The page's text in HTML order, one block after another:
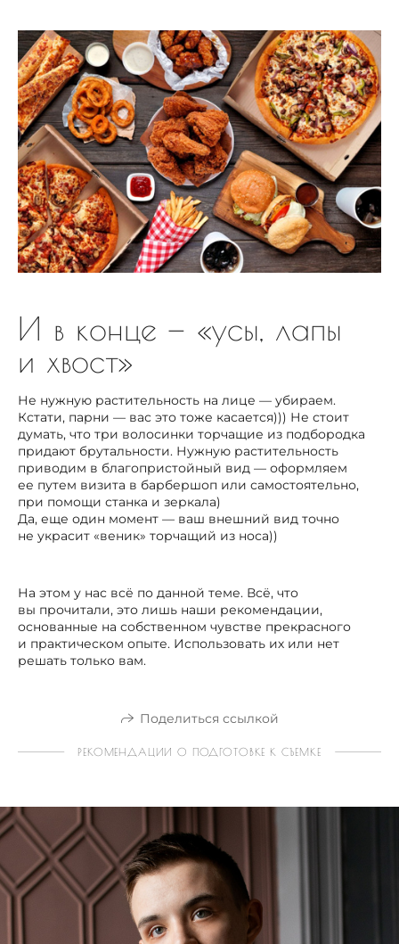
И в конце — «усы, лапы
и хвост»
Не нужную растительность на лице — убираем.
Кстати, парни — вас это тоже касается))) Не стоит
думать, что три волосинки торчащие из подбородка
придают брутальности. Нужную растительность
приводим в благопристойный вид — оформляем
ее путем визита в барбершоп или самостоятельно,
при помощи станка и зеркала)
Да, еще один момент — ваш внешний вид точно
не украсит «веник» торчащий из носа))
На этом у нас всё по данной теме. Всё, что
вы прочитали, это лишь наши рекомендации,
основанные на собственном чувстве прекрасного
и практическом опыте. Использовать их или нет
решать только вам.
Поделиться ссылкой
РЕКОМЕНДАЦИИ О ПОДГОТОВКЕ К СЪЕМКЕ